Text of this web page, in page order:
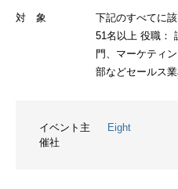
対 象
下記のすべてに
51名以上 役職：
門、マーケティ
部などセールス
イベント主
催社
Eight